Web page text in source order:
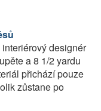
designér
a 8 1/2 yardu
přichází pouze
zůstane po